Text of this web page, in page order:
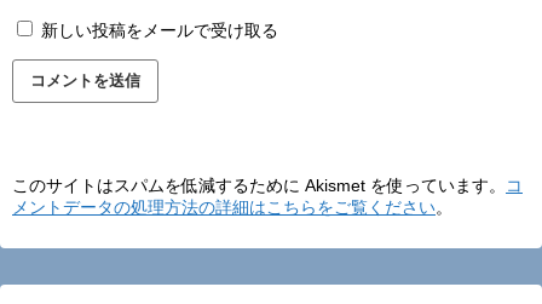
新しい投稿をメールで受け取る
このサイトはスパムを低減するために Akismet を使っています。
コ
メントデータの処理方法の詳細はこちらをご覧ください。